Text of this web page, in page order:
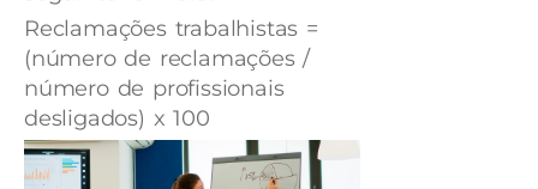
Reclamações trabalhistas =
(número de reclamações /
número de profissionais
desligados) x 100